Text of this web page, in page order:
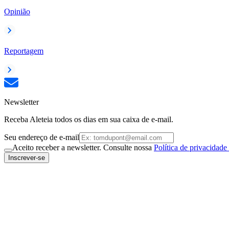
Opinião
Reportagem
Newsletter
Receba Aleteia todos os dias em sua caixa de e-mail.
Seu endereço de e-mail
Aceito receber a newsletter. Consulte nossa Política de privacidade
Inscrever-se